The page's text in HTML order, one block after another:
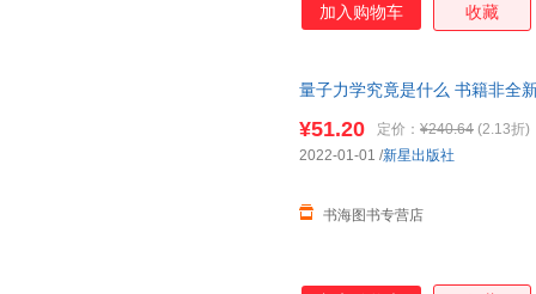
加入购物车 收藏
量子力学究竟是什么 书籍非全
¥51.20 定价： ¥240.64 (2.13折)
书海图书专营店
2022-01-01 /新星出版社